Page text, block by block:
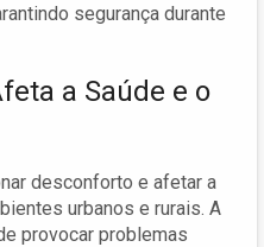
segurança durante
a Saúde e o
desconforto e afetar a
urbanos e rurais. A
provocar problemas